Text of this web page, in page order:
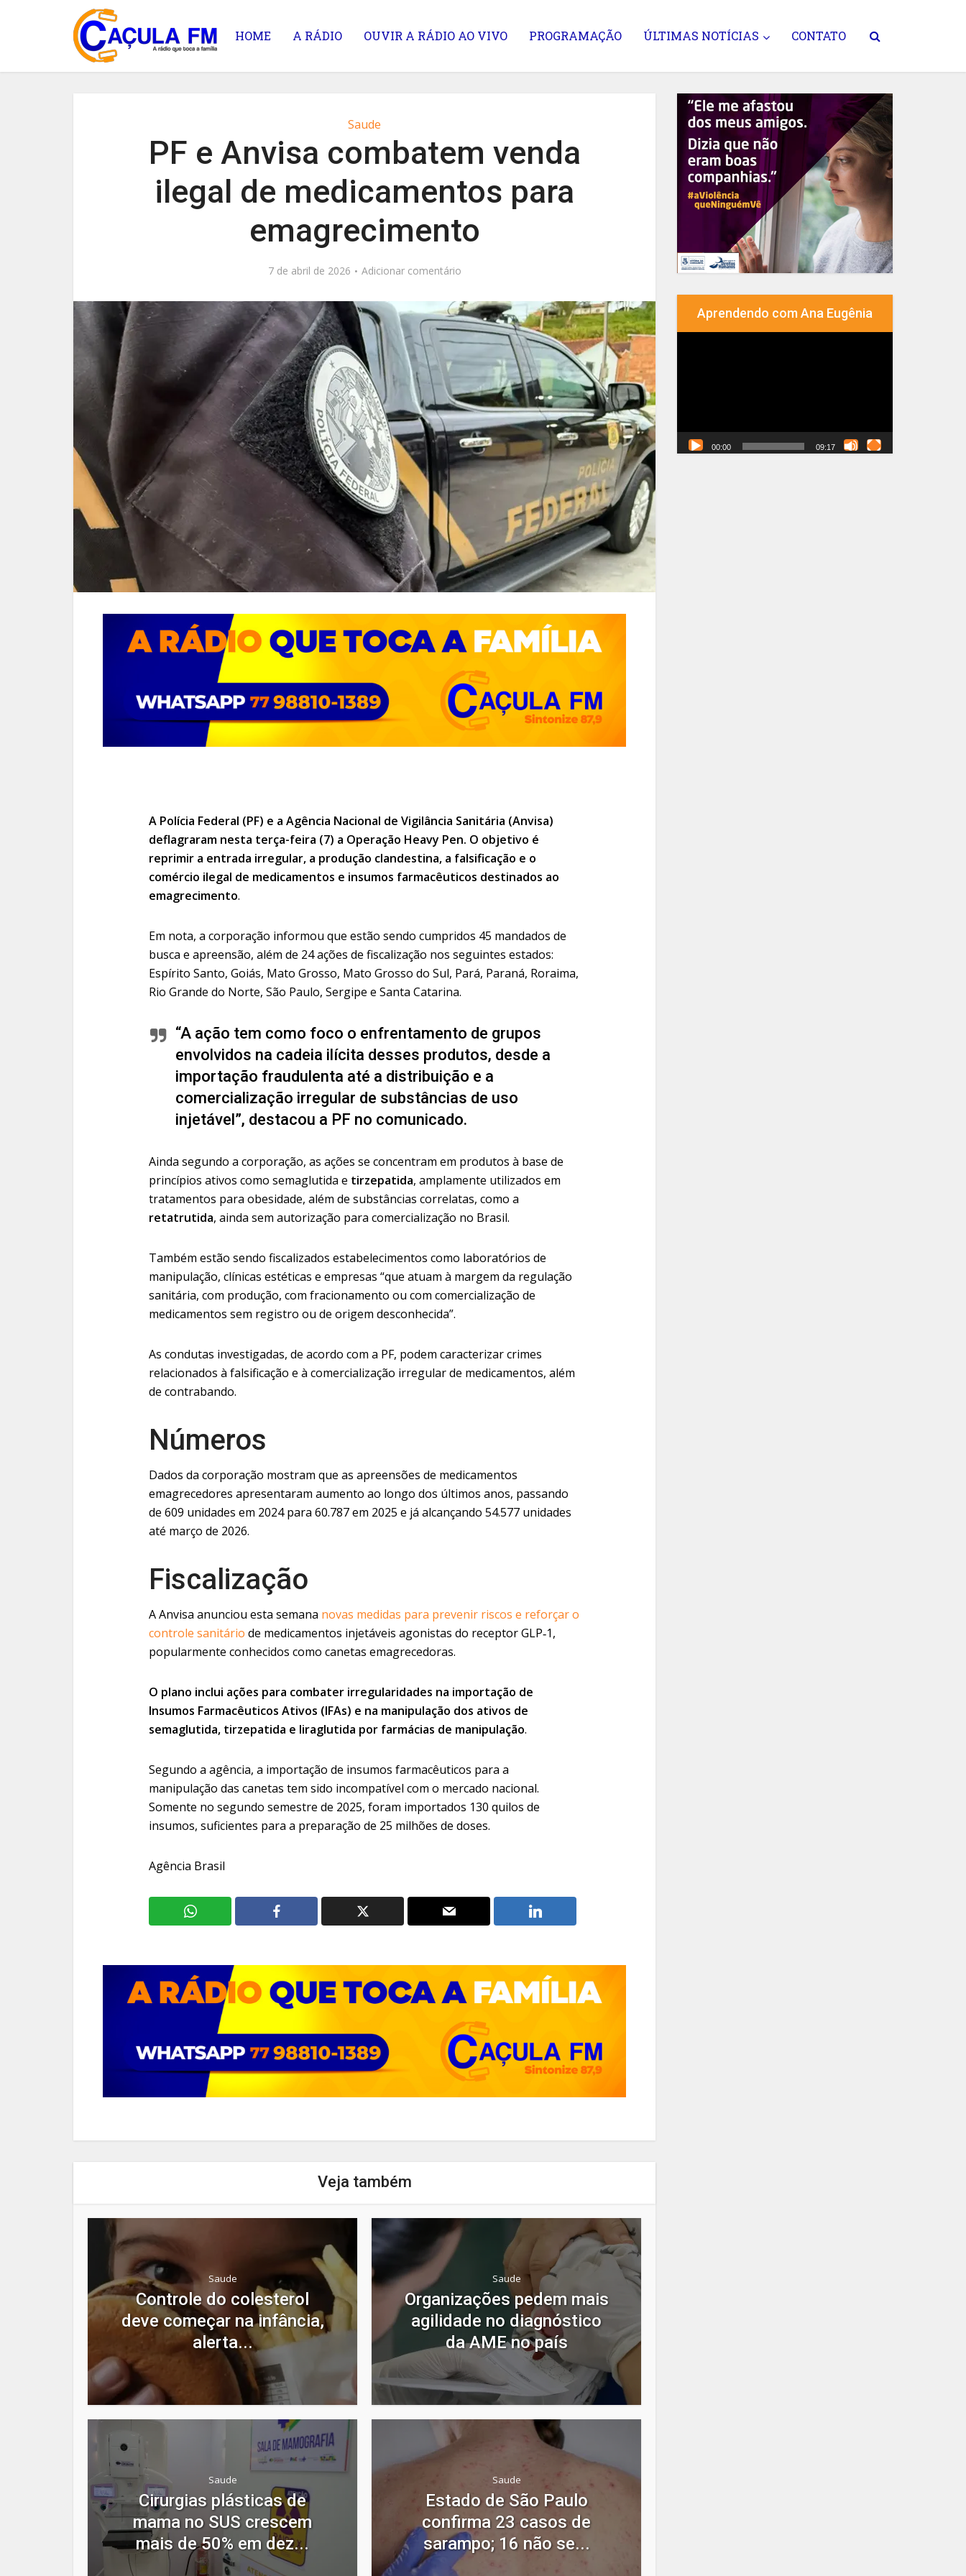
HOME A RÁDIO OUVIR A RÁDIO AO VIVO PROGRAMAÇÃO ÚLTIMAS NOTÍCIAS CONTATO
Saude
PF e Anvisa combatem venda
ilegal de medicamentos para
emagrecimento
7 de abril de 2026 Adicionar comentário
A Polícia Federal (PF) e a Agência Nacional de Vigilância Sanitária (Anvisa)
deflagraram nesta terça-feira (7) a Operação Heavy Pen. O objetivo é
reprimir a entrada irregular, a produção clandestina, a falsificação e o
comércio ilegal de medicamentos e insumos farmacêuticos destinados ao
emagrecimento.
Em nota, a corporação informou que estão sendo cumpridos 45 mandados de
busca e apreensão, além de 24 ações de fiscalização nos seguintes estados:
Espírito Santo, Goiás, Mato Grosso, Mato Grosso do Sul, Pará, Paraná, Roraima,
Rio Grande do Norte, São Paulo, Sergipe e Santa Catarina.
“A ação tem como foco o enfrentamento de grupos
envolvidos na cadeia ilícita desses produtos, desde a
importação fraudulenta até a distribuição e a
comercialização irregular de substâncias de uso
injetável”, destacou a PF no comunicado.
Ainda segundo a corporação, as ações se concentram em produtos à base de
princípios ativos como semaglutida e tirzepatida, amplamente utilizados em
tratamentos para obesidade, além de substâncias correlatas, como a
retatrutida, ainda sem autorização para comercialização no Brasil.
Também estão sendo fiscalizados estabelecimentos como laboratórios de
manipulação, clínicas estéticas e empresas “que atuam à margem da regulação
sanitária, com produção, com fracionamento ou com comercialização de
medicamentos sem registro ou de origem desconhecida”.
As condutas investigadas, de acordo com a PF, podem caracterizar crimes
relacionados à falsificação e à comercialização irregular de medicamentos, além
de contrabando.
Números
Dados da corporação mostram que as apreensões de medicamentos
emagrecedores apresentaram aumento ao longo dos últimos anos, passando
de 609 unidades em 2024 para 60.787 em 2025 e já alcançando 54.577 unidades
até março de 2026.
Fiscalização
A Anvisa anunciou esta semana novas medidas para prevenir riscos e reforçar o
controle sanitário de medicamentos injetáveis agonistas do receptor GLP‑1,
popularmente conhecidos como canetas emagrecedoras.
O plano inclui ações para combater irregularidades na importação de
Insumos Farmacêuticos Ativos (IFAs) e na manipulação dos ativos de
semaglutida, tirzepatida e liraglutida por farmácias de manipulação.
Segundo a agência, a importação de insumos farmacêuticos para a
manipulação das canetas tem sido incompatível com o mercado nacional.
Somente no segundo semestre de 2025, foram importados 130 quilos de
insumos, suficientes para a preparação de 25 milhões de doses.
Agência Brasil
Veja também
Saude
Controle do colesterol
deve começar na infância,
alerta...
Saude
Organizações pedem mais
agilidade no diagnóstico
da AME no país
Saude
Cirurgias plásticas de
mama no SUS crescem
mais de 50% em dez...
Saude
Estado de São Paulo
confirma 23 casos de
sarampo; 16 não se...
Aprendendo com Ana Eugênia
00:00 09:17